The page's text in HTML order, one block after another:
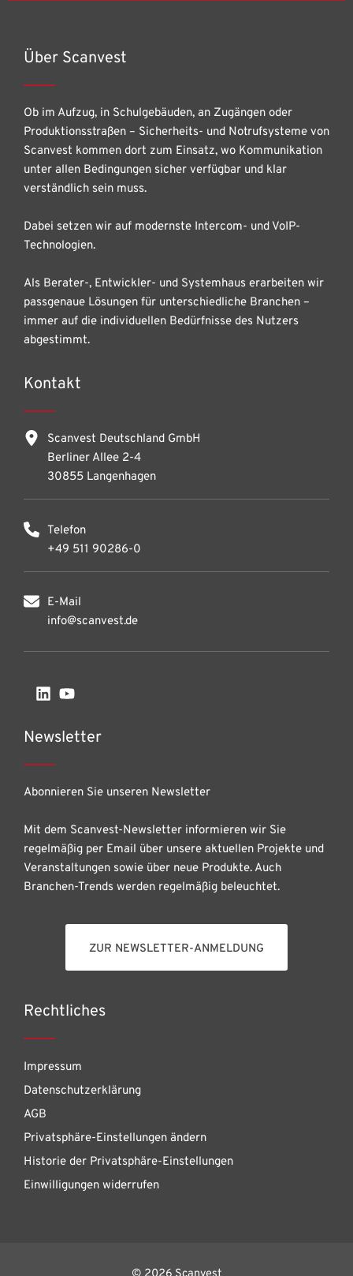
Über Scanvest
Ob im Aufzug, in Schulgebäuden, an Zugängen oder
Produktionsstraßen – Sicherheits- und Notrufsysteme von
Scanvest kommen dort zum Einsatz, wo Kommunikation
unter allen Bedingungen sicher verfügbar und klar
verständlich sein muss.
Dabei setzen wir auf modernste Intercom- und VoIP-
Technologien.
Als Berater-, Entwickler- und Systemhaus erarbeiten wir
passgenaue Lösungen für unterschiedliche Branchen –
immer auf die individuellen Bedürfnisse des Nutzers
abgestimmt.
Kontakt
Scanvest Deutschland GmbH
Berliner Allee 2-4
30855 Langenhagen
Telefon
+49 511 90286-0
E-Mail
info@scanvest.de
Newsletter
Abonnieren Sie unseren Newsletter
Mit dem Scanvest-Newsletter informieren wir Sie
regelmäßig per Email über unsere aktuellen Projekte und
Veranstaltungen sowie über neue Produkte. Auch
Branchen-Trends werden regelmäßig beleuchtet.
ZUR NEWSLETTER-ANMELDUNG
Rechtliches
Impressum
Datenschutzerklärung
AGB
Privatsphäre-Einstellungen ändern
Historie der Privatsphäre-Einstellungen
Einwilligungen widerrufen